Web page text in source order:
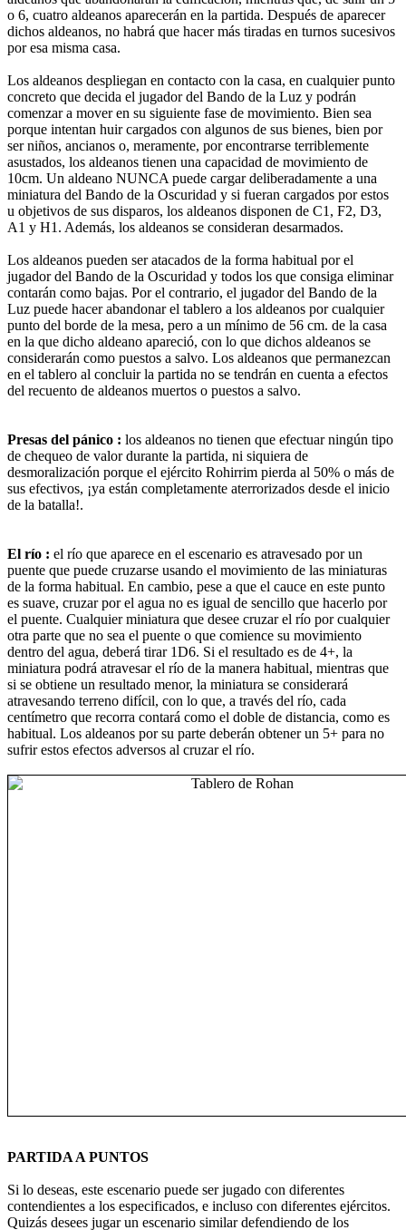
o 6, cuatro aldeanos aparecerán en la partida. Después de aparecer
dichos aldeanos, no habrá que hacer más tiradas en turnos sucesivos
por esa misma casa.
Los aldeanos despliegan en contacto con la casa, en cualquier punto
concreto que decida el jugador del Bando de la Luz y podrán
comenzar a mover en su siguiente fase de movimiento. Bien sea
porque intentan huir cargados con algunos de sus bienes, bien por
ser niños, ancianos o, meramente, por encontrarse terriblemente
asustados, los aldeanos tienen una capacidad de movimiento de
10cm. Un aldeano NUNCA puede cargar deliberadamente a una
miniatura del Bando de la Oscuridad y si fueran cargados por estos
u objetivos de sus disparos, los aldeanos disponen de C1, F2, D3,
A1 y H1. Además, los aldeanos se consideran desarmados.
Los aldeanos pueden ser atacados de la forma habitual por el
jugador del Bando de la Oscuridad y todos los que consiga eliminar
contarán como bajas. Por el contrario, el jugador del Bando de la
Luz puede hacer abandonar el tablero a los aldeanos por cualquier
punto del borde de la mesa, pero a un mínimo de 56 cm. de la casa
en la que dicho aldeano apareció, con lo que dichos aldeanos se
considerarán como puestos a salvo. Los aldeanos que permanezcan
en el tablero al concluir la partida no se tendrán en cuenta a efectos
del recuento de aldeanos muertos o puestos a salvo.
Presas del pánico : los aldeanos no tienen que efectuar ningún tipo
de chequeo de valor durante la partida, ni siquiera de
desmoralización porque el ejército Rohirrim pierda al 50% o más de
sus efectivos, ¡ya están completamente aterrorizados desde el inicio
de la batalla!.
El río : el río que aparece en el escenario es atravesado por un
puente que puede cruzarse usando el movimiento de las miniaturas
de la forma habitual. En cambio, pese a que el cauce en este punto
es suave, cruzar por el agua no es igual de sencillo que hacerlo por
el puente. Cualquier miniatura que desee cruzar el río por cualquier
otra parte que no sea el puente o que comience su movimiento
dentro del agua, deberá tirar 1D6. Si el resultado es de 4+, la
miniatura podrá atravesar el río de la manera habitual, mientras que
si se obtiene un resultado menor, la miniatura se considerará
atravesando terreno difícil, con lo que, a través del río, cada
centímetro que recorra contará como el doble de distancia, como es
habitual. Los aldeanos por su parte deberán obtener un 5+ para no
sufrir estos efectos adversos al cruzar el río.
PARTIDA A PUNTOS
Si lo deseas, este escenario puede ser jugado con diferentes
contendientes a los especificados, e incluso con diferentes ejércitos.
Quizás desees jugar un escenario similar defendiendo de los